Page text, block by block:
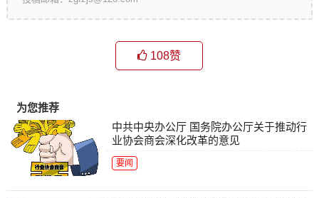
108赞
为您推荐
中共中央办公厅 国务院办公厅关于推动行
业协会商会深化改革的意见
要闻